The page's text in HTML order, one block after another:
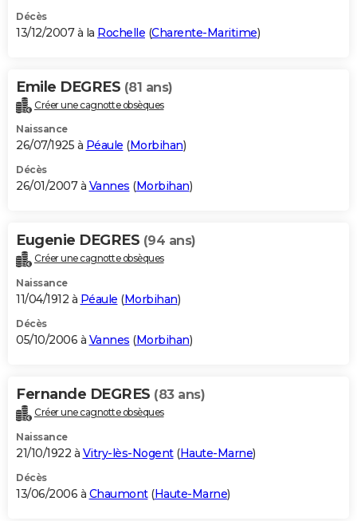
Décès
13/12/2007 à la Rochelle (Charente-Maritime)
Emile DEGRES (81 ans)
Créer une cagnotte obsèques
Naissance
26/07/1925 à Péaule (Morbihan)
Décès
26/01/2007 à Vannes (Morbihan)
Eugenie DEGRES (94 ans)
Créer une cagnotte obsèques
Naissance
11/04/1912 à Péaule (Morbihan)
Décès
05/10/2006 à Vannes (Morbihan)
Fernande DEGRES (83 ans)
Créer une cagnotte obsèques
Naissance
21/10/1922 à Vitry-lès-Nogent(Haute-Marne)
Décès
13/06/2006 à Chaumont(Haute-Marne)